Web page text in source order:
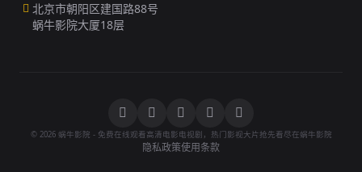
北京市朝阳区建国路88号
蜗牛影院大厦18层
© 2026 蜗牛影院 - 免费在线观看高清电影电视剧，热门影视大片抢先看尽在蜗牛影院
隐私政策使用条款